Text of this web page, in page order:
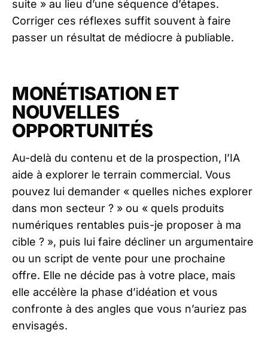
suite » au lieu d’une séquence d’étapes.
Corriger ces réflexes suffit souvent à faire
passer un résultat de médiocre à publiable.
MONÉTISATION ET
NOUVELLES
OPPORTUNITÉS
Au-delà du contenu et de la prospection, l’IA
aide à explorer le terrain commercial. Vous
pouvez lui demander « quelles niches explorer
dans mon secteur ? » ou « quels produits
numériques rentables puis-je proposer à ma
cible ? », puis lui faire décliner un argumentaire
ou un script de vente pour une prochaine
offre. Elle ne décide pas à votre place, mais
elle accélère la phase d’idéation et vous
confronte à des angles que vous n’auriez pas
envisagés.